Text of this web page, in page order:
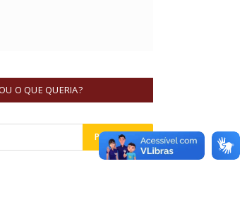
O QUE QUERIA?